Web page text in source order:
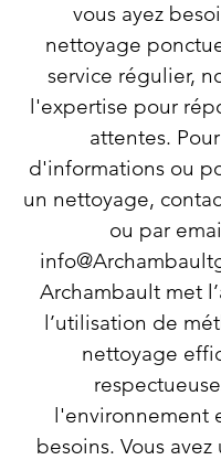
vous ayez
nettoyage
service régulier,
l'expertise pour
attentes.
d'informations ou
un nettoyage,
ou par
Archambault met
l’utilisation de
nettoyage
l'environnement
besoins. Vous